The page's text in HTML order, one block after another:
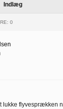
Indlæg
0
lukke flyvesprækken